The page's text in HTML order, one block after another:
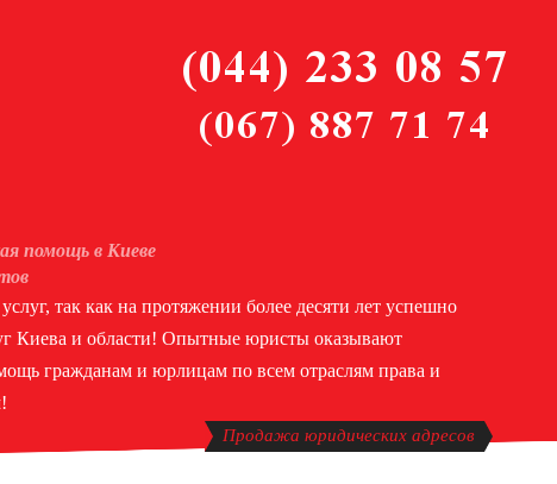
помощь в Киеве
так как на протяжении более десяти лет успешно
Киева и области! Опытные юристы оказывают
гражданам и юрлицам по всем отраслям права и
Продажа юридических адресов